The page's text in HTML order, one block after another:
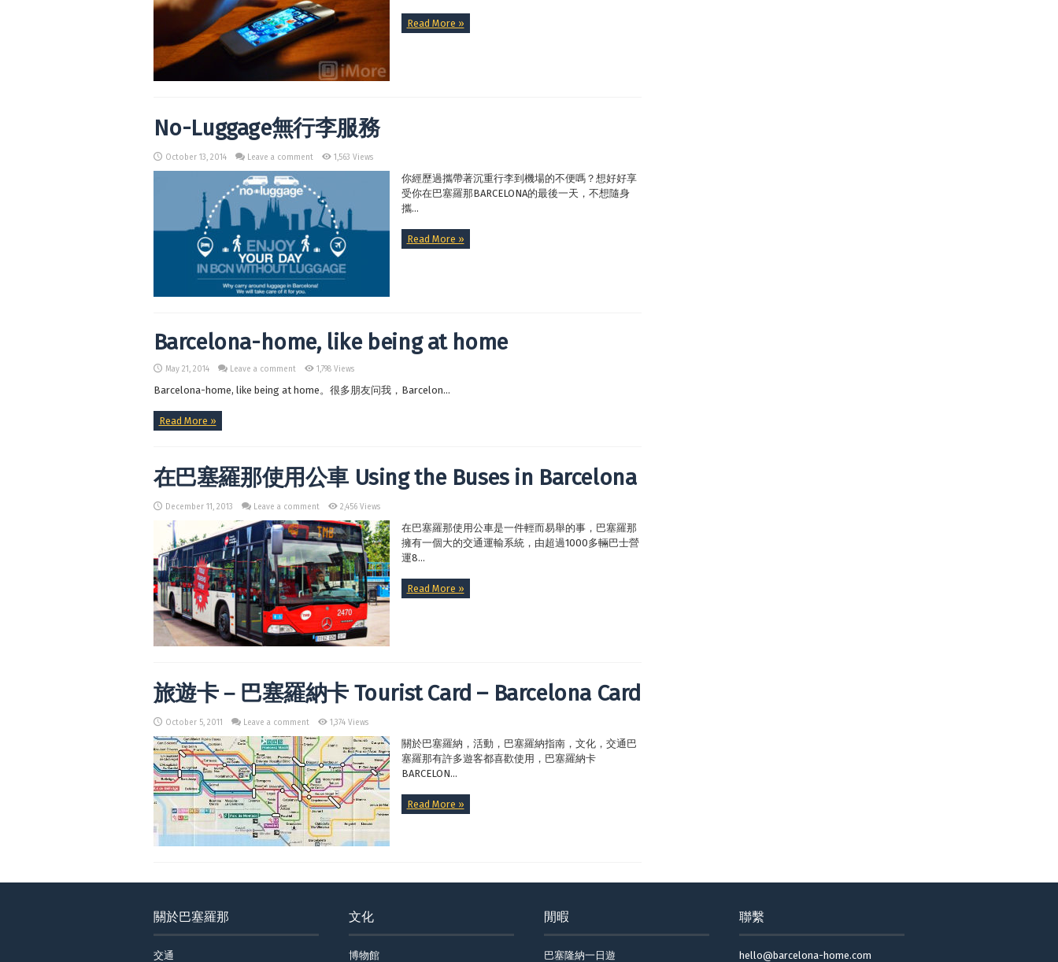
Read More »
No-Luggage無行李服務
October 13, 2014 Leave a comment 1,563 Views
你經歷過攜帶著沉重行李到機場的不便嗎？想好好享
受你在巴塞羅那BARCELONA的最後一天，不想隨身
攜...
Read More »
Barcelona-home, like being at home
May 21, 2014 Leave a comment 1,798 Views
Barcelona-home, like being at home。很多朋友问我，Barcelon...
Read More »
在巴塞羅那使用公車 Using the Buses in Barcelona
December 11, 2013 Leave a comment 2,456 Views
在巴塞羅那使用公車是一件輕而易舉的事，巴塞羅那
擁有一個大的交通運輸系統，由超過1000多輛巴士營
運8...
Read More »
旅遊卡－巴塞羅納卡 Tourist Card – Barcelona Card
October 5, 2011 Leave a comment 1,374 Views
關於巴塞羅納，活動，巴塞羅納指南，文化，交通巴
塞羅那有許多遊客都喜歡使用，巴塞羅納卡
BARCELON...
Read More »
關於巴塞羅那
交通
文化
博物館
閒暇
巴塞隆納一日遊
聯繫
hello@barcelona-home.com